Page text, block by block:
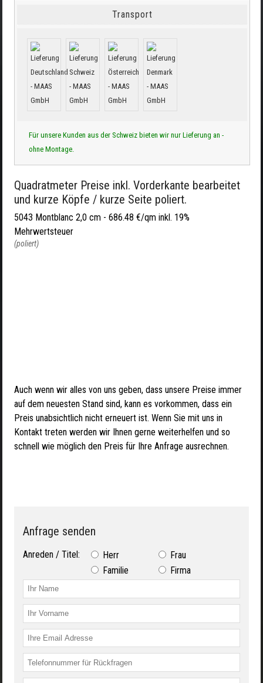
Transport
Für unsere Kunden aus der Schweiz bieten wir nur Lieferung an -
ohne Montage.
Quadratmeter Preise inkl. Vorderkante bearbeitet
und kurze Köpfe / kurze Seite poliert.
5043 Montblanc 2,0 cm - 686.48 €/qm inkl. 19%
Mehrwertsteuer
(poliert)
Auch wenn wir alles von uns geben, dass unsere Preise immer
auf dem neuesten Stand sind, kann es vorkommen, dass ein
Preis unabsichtlich nicht erneuert ist. Wenn Sie mit uns in
Kontakt treten werden wir Ihnen gerne weiterhelfen und so
schnell wie möglich den Preis für Ihre Anfrage ausrechnen.
Anfrage senden
Anreden / Titel: Herr
Frau
Familie
Firma